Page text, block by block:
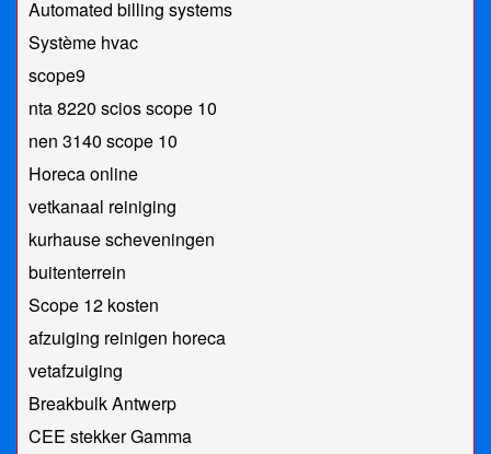
Automated billing systems
Système hvac
scope9
nta 8220 scios scope 10
nen 3140 scope 10
Horeca online
vetkanaal reiniging
kurhause scheveningen
buitenterrein
Scope 12 kosten
afzuiging reinigen horeca
vetafzuiging
Breakbulk Antwerp
CEE stekker Gamma